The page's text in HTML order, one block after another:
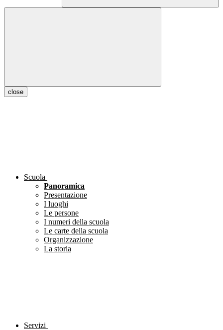
close
Scuola
Panoramica
Presentazione
I luoghi
Le persone
I numeri della scuola
Le carte della scuola
Organizzazione
La storia
Servizi